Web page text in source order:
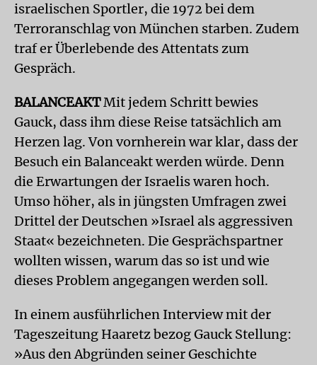
israelischen Sportler, die 1972 bei dem
Terroranschlag von München starben. Zudem
traf er Überlebende des Attentats zum
Gespräch.
BALANCEAKTMit jedem Schritt bewies
Gauck, dass ihm diese Reise tatsächlich am
Herzen lag. Von vornherein war klar, dass der
Besuch ein Balanceakt werden würde. Denn
die Erwartungen der Israelis waren hoch.
Umso höher, als in jüngsten Umfragen zwei
Drittel der Deutschen »Israel als aggressiven
Staat« bezeichneten. Die Gesprächspartner
wollten wissen, warum das so ist und wie
dieses Problem angegangen werden soll.
In einem ausführlichen Interview mit der
Tageszeitung Haaretz bezog Gauck Stellung:
»Aus den Abgründen seiner Geschichte